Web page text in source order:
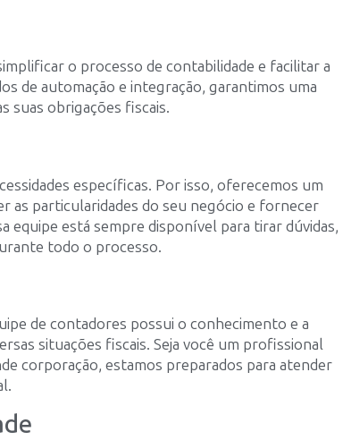
o processo de contabilidade e facilitar a
de automação e integração, garantimos uma
suas obrigações fiscais.
específicas. Por isso, oferecemos um
as particularidades do seu negócio e fornecer
equipe está sempre disponível para tirar dúvidas,
todo o processo.
de contadores possui o conhecimento e a
situações fiscais. Seja você um profissional
corporação, estamos preparados para atender